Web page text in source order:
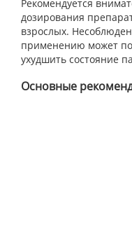
Рекомендуется
дозирования
взрослых.
применению может
ухудшить состояние
Основные